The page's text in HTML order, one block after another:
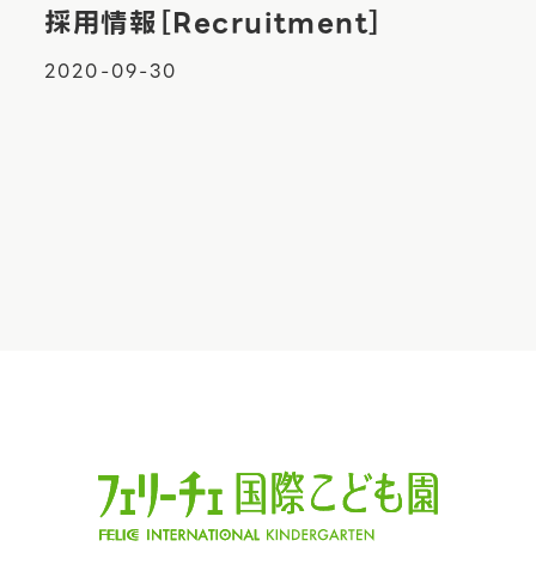
採用情報［Recruitment］
2020-09-30